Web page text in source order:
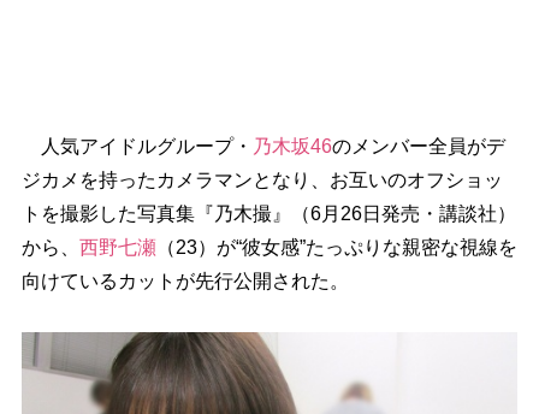
人気アイドルグループ・ 乃木坂46のメンバー全員がデ
ジカメを持ったカメラマンとなり、お互いのオフショッ
トを撮影した写真集『乃木撮』（6月26日発売・講談社）
から、 西野七瀬（23）が“彼女感”たっぷりな親密な視線を
向けているカットが先行公開された。